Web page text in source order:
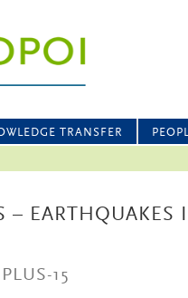
TRANSFER
– EARTHQUAKES
15